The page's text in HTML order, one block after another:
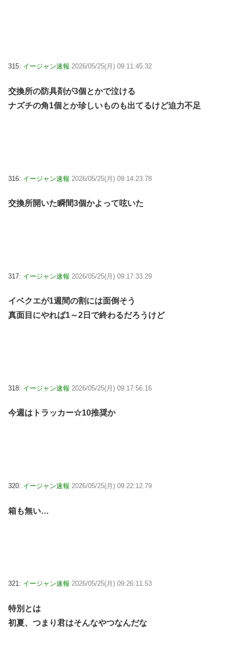
315: イージャン速報 2026/05/25(月) 09:11:45.32
交換所の防具剤が3個とかで泣ける
ナズチの角1個とか珍しいものも出てるけど迫力不足
316: イージャン速報 2026/05/25(月) 09:14:23.78
交換所開いた瞬間3個かよって呟いた
317: イージャン速報 2026/05/25(月) 09:17:33.29
イベクエが1週間の割には面倒そう
真面目にやれば1～2日で終わるだろうけど
318: イージャン速報 2026/05/25(月) 09:17:56.16
今週はトラッカー☆10推奨か
320: イージャン速報 2026/05/25(月) 09:22:12.79
箱も無い…
321: イージャン速報 2026/05/25(月) 09:26:11.53
特別とは
初夏、つまり君はそんなやつなんだな